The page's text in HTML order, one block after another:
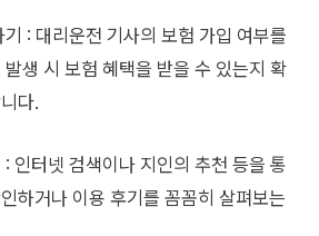
: 대리운전 기사의 보험 가입 여부를
생 시 보험 혜택을 받을 수 있는지 확
다.
인터넷 검색이나 지인의 추천 등을 통
하거나 이용 후기를 꼼꼼히 살펴보는